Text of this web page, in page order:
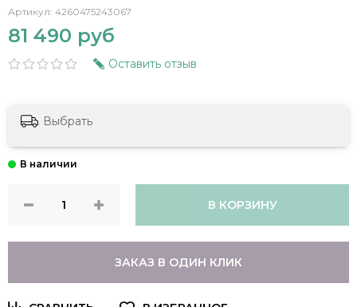
Артикул: 4260475243067
81 490 руб
Оставить отзыв
Выбрать
В КОРЗИНУ
ЗАКАЗ В ОДИН КЛИК